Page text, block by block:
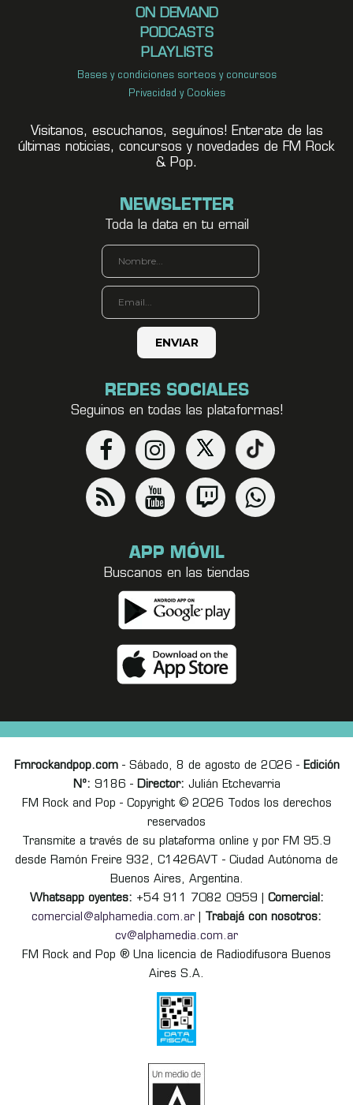
ON DEMAND
PODCASTS
PLAYLISTS
Bases y condiciones sorteos y concursos
Privacidad y Cookies
Visitanos, escuchanos, seguínos! Enterate de las
últimas noticias, concursos y novedades de FM Rock
& Pop.
NEWSLETTER
Toda la data en tu email
REDES SOCIALES
Seguinos en todas las plataformas!
APP MÓVIL
Buscanos en las tiendas
Fmrockandpop.com- Sábado, 8 de agosto de 2026 - Edición
Nº: 9186 - Director: Julián Etchevarria
FM Rock and Pop - Copyright © 2026 Todos los derechos
reservados
Transmite a través de su plataforma online y por FM 95.9
desde Ramón Freire 932, C1426AVT - Ciudad Autónoma de
Buenos Aires, Argentina.
Whatsapp oyentes: +54 911 7082 0959 | Comercial:
comercial@alphamedia.com.ar
Trabajá con nosotros:
cv@alphamedia.com.ar
FM Rock and Pop ® Una licencia de Radiodifusora Buenos
Aires S.A.